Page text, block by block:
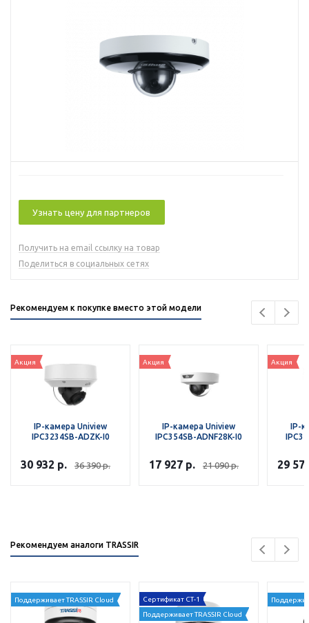
Узнать цену для партнеров
Получить на email ссылку на товар
Поделиться в социальных сетях
Рекомендуем к покупке вместо этой модели
Акция
IP-камера Uniview
IPC3234SB-ADZK-I0
30 932 р. 36 390р.
Акция
IP-камера Uniview
IPC354SB-ADNF28K-I0
17 927 р. 21 090р.
Акция
IP-
29
Рекомендуем аналоги TRASSIR
Поддерживает TRASSIR Cloud
Сертификат СТ-1
Поддерживает TRASSIR Cloud